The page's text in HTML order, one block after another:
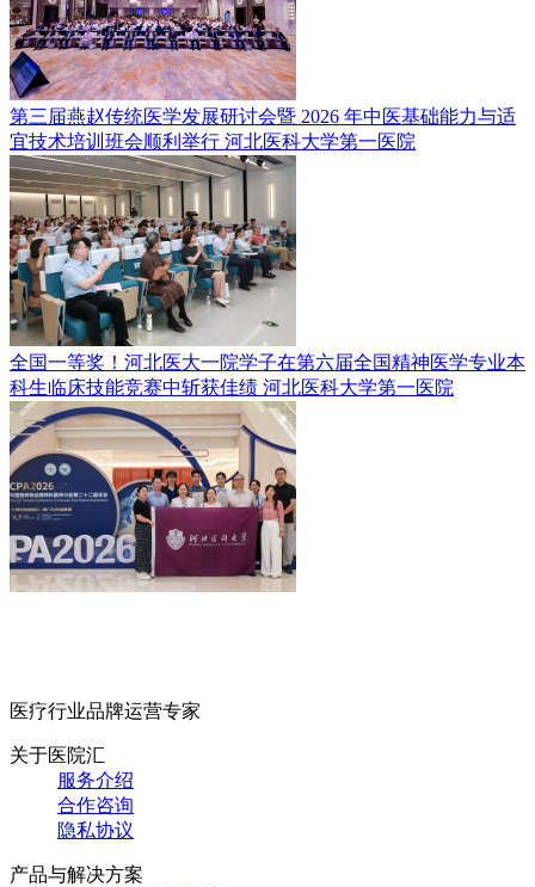
第三届燕赵传统医学发展研讨会暨 2026 年中医基础能力与适
宜技术培训班会顺利举行 河北医科大学第一医院
全国一等奖！河北医大一院学子在第六届全国精神医学专业本
科生临床技能竞赛中斩获佳绩 河北医科大学第一医院
医疗行业品牌运营专家
关于医院汇
服务介绍
合作咨询
隐私协议
产品与解决方案